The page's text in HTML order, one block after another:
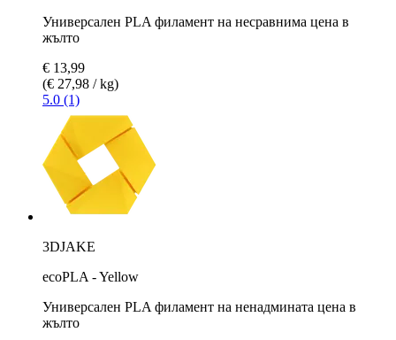
Универсален PLA филамент на несравнима цена в
жълто
€ 13,99
(€ 27,98 / kg)
5.0 (1)
3DJAKE
ecoPLA - Yellow
Универсален PLA филамент на ненадмината цена в
жълто